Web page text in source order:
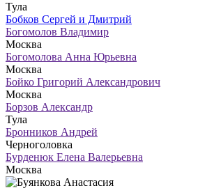
Тула
Бобков Сергей и Дмитрий
Богомолов Владимир
Москва
Богомолова Анна Юрьевна
Москва
Бойко Григорий Александрович
Москва
Борзов Александр
Тула
Бронников Андрей
Черноголовка
Бурденюк Елена Валерьевна
Москва